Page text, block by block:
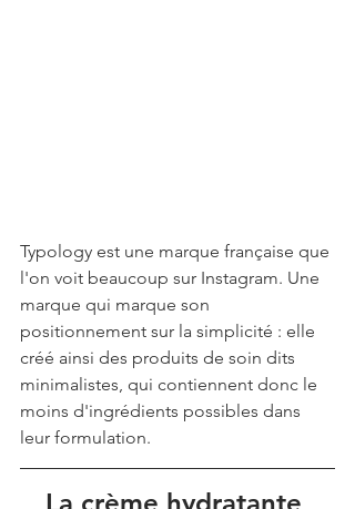
Typology est une marque française que
l'on voit beaucoup sur Instagram. Une
marque qui marque son
positionnement sur la simplicité : elle
créé ainsi des produits de soin dits
minimalistes, qui contiennent donc le
moins d'ingrédients possibles dans
leur formulation.